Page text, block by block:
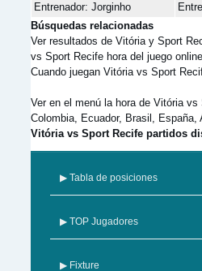
Entrenador: Jorginho
Búsquedas relacionadas
Ver resultados de Vitória y Sport
vs Sport Recife hora del juego
Cuando juegan Vitória vs Sport
Ver en el menú la hora de Vitória
Colombia, Ecuador, Brasil, España,
Vitória vs Sport Recife partidos
▶ Tabla de posiciones
▶ TOP Jugadores
▶ Fixture